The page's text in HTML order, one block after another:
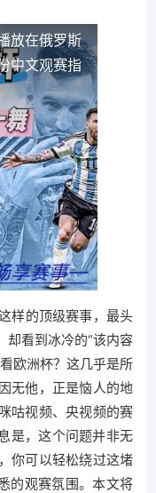
放在俄罗斯
中文观赛指
样的顶级赛事，最头
却看到冰冷的“该内容
欧洲杯？这几乎是所
无他，正是恼人的地
咕视频、央视频的赛
是，这个问题并非无
你可以轻松绕过这堵
的观赛氛围。本文将